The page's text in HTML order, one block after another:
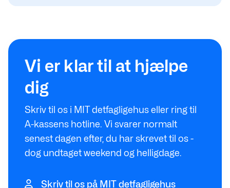
Vi er klar til at hjælpe
dig
Skriv til os i MIT detfagligehus eller ring til
A-kassens hotline. Vi svarer normalt
senest dagen efter, du har skrevet til os -
dog undtaget weekend og helligdage.
Skriv til os på MIT detfagligehus